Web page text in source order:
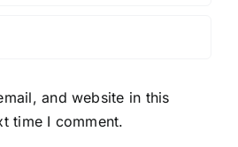
and website in this
time I comment.